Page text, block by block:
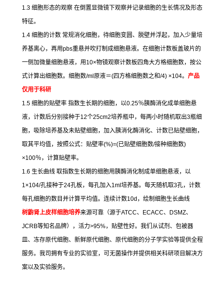
1.3 细胞形态的观察 在倒置显微镜下观察并记录细胞的生长情况及形态
特征。
1.4 细胞的计数 常规消化细胞，待细胞变圆、脱壁并浮起，加入少量培
养基离心，再用pbs重悬并吹打制成细胞悬液。在细胞计数板盖玻片的
一侧加微量细胞悬液，用 10×物镜观察计数板四角大方格细胞数，按公
式计算出细胞数。细胞数/ml 原液＝(四方格细胞数之和/4) ×104。 产品
仅用于科研
1.5 细胞的贴壁率 指数生长期的细胞，以0.25％胰酶消化成单细胞悬
液，计数后分别接种于12个25cm2培养瓶中，每两小时随机取出3瓶细
胞，吸除培养基及未贴壁细胞，加入胰消化酶消化、计数已贴壁细胞，
取其平均值，按照公式：贴壁率(%)=(已贴壁细胞数/接种细胞数)
×100％，计算贴壁率。
1.6 生长曲线 取指数生长期的细胞用胰酶消化制成单细胞悬液，以
1×104/孔接种于24孔板，每孔加入1ml 培养基。每天随机取3孔，计数
每孔细胞的数目并计算平均值。连续计数10d ，绘制细胞生长曲线
树鼩肾上皮样细胞培养来源可靠（源于ATCC、 ECACC、 DSMZ、
JCRB等知名品牌），活力>95%，贴壁性好。我们从试剂、包被器
皿、冻存原代细胞、新鲜原代细胞、原代细胞的分子学实验等提供全程
服务。我司拥有专业的实验室，可无菌操作并提供相关科研项目解决方
案以及实验服务。